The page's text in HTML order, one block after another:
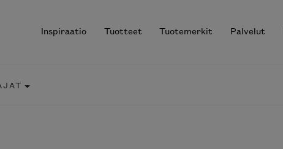
Inspiraatio Tuotteet Tuotemerkit Palvelut